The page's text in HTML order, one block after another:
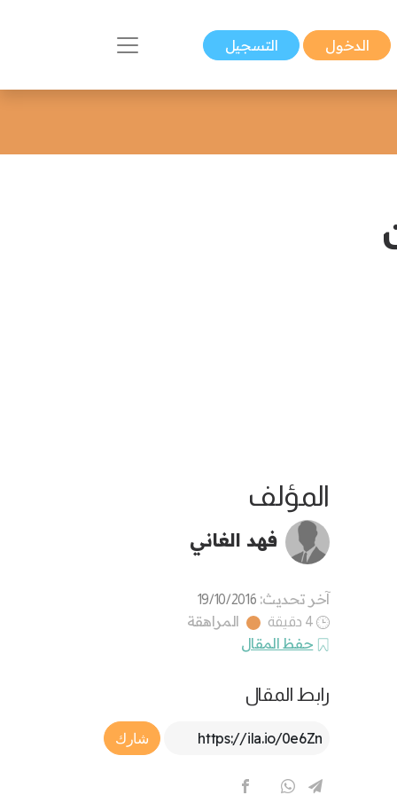
الدخول التسجيل
المؤلف
فهد الغاني
آخر تحديث: 19/10/2016
4 دقيقة
المراهقة
حفظ المقال
رابط المقال
Article Link
شارك